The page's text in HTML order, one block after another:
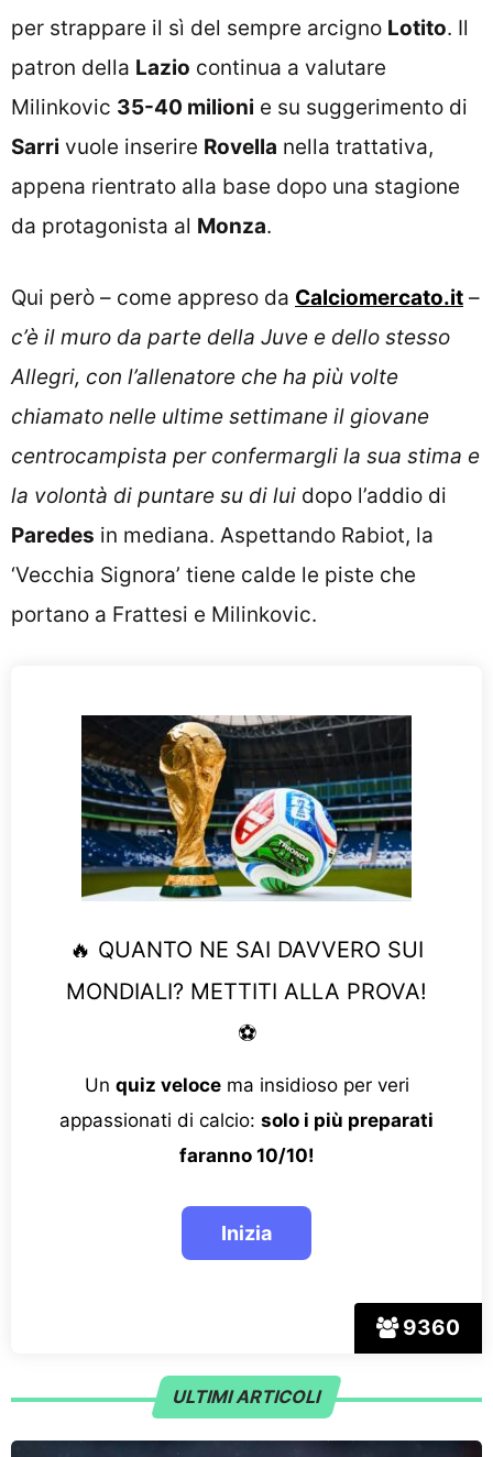
per strappare il sì del sempre arcigno Lotito. Il
patron della Lazio continua a valutare
Milinkovic 35-40 milioni e su suggerimento di
Sarri vuole inserire Rovella nella trattativa,
appena rientrato alla base dopo una stagione
da protagonista al Monza.
Qui però – come appreso da Calciomercato.it –
c’è il muro da parte della Juve e dello stesso
Allegri, con l’allenatore che ha più volte
chiamato nelle ultime settimane il giovane
centrocampista per confermargli la sua stima e
la volontà di puntare su di lui dopo l’addio di
Paredes in mediana. Aspettando Rabiot, la
‘Vecchia Signora’ tiene calde le piste che
portano a Frattesi e Milinkovic.
9360
🔥 QUANTO NE SAI DAVVERO SUI
MONDIALI? METTITI ALLA PROVA!
⚽
Un quiz velocema insidioso per veri
appassionati di calcio: solo i più preparati
faranno 10/10!
ULTIMI ARTICOLI